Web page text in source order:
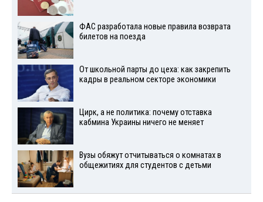
ФАС разработала новые правила возврата
билетов на поезда
От школьной парты до цеха: как закрепить
кадры в реальном секторе экономики
Цирк, а не политика: почему отставка
кабмина Украины ничего не меняет
Вузы обяжут отчитываться о комнатах в
общежитиях для студентов с детьми